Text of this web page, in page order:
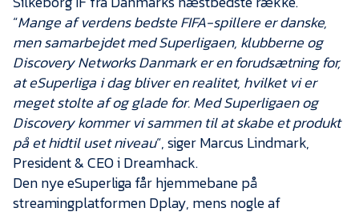
“Mange af verdens bedste FIFA-spillere er danske,
men samarbejdet med Superligaen, klubberne og
Discovery Networks Danmark er en forudsætning for,
at eSuperliga i dag bliver en realitet, hvilket vi er
meget stolte af og glade for. Med Superligaen og
Discoverykommer vi sammen til at skabe et produkt
på et hidtil uset niveau“, siger Marcus Lindmark,
President & CEO i Dreamhack.
Den nye eSuperliga får hjemmebane på
streamingplatformen Dplay, mens nogle af